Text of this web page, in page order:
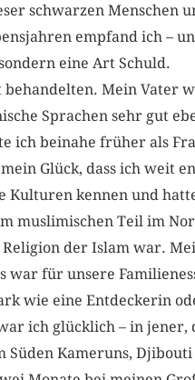
schwarzen Menschen
empfand ich –
eine Art Schuld.
behandelten. Mein Vater
Sprachen sehr gut
ich beinahe früher als
Glück, dass ich weit
Kulturen kennen und
muslimischen Teil im
der Islam war.
für unsere
wie eine Entdeckerin
ich glücklich – in jener,
Süden Kameruns,